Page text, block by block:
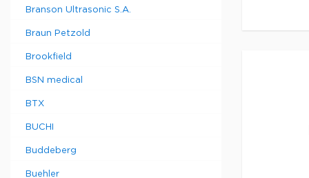
Branson Ultrasonic S.A.
Braun Petzold
Brookfield
BSN medical
BTX
BUCHI
Buddeberg
Buehler